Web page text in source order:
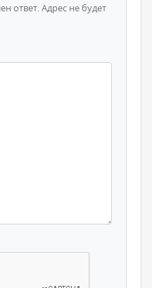
ответ. Адрес не будет